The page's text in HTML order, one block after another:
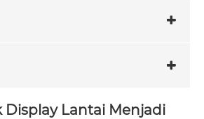
Display Lantai Menjadi